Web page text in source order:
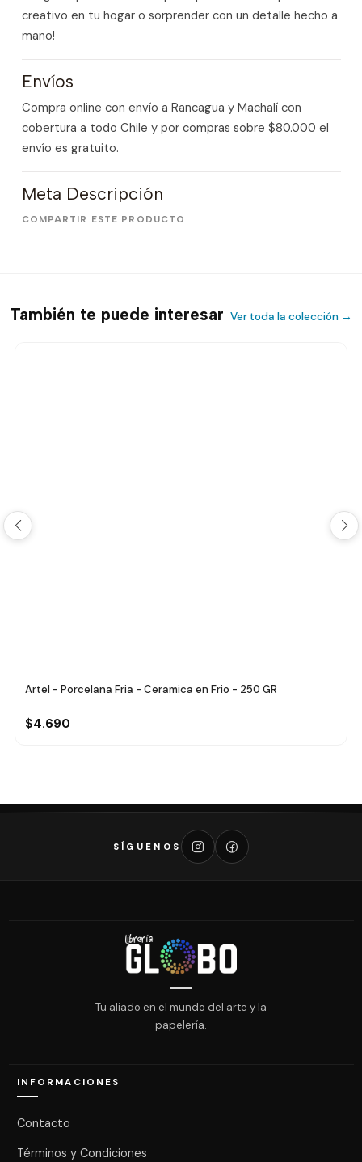
creativo en tu hogar o sorprender con un detalle hecho a
mano!
Envíos
Compra online con envío a Rancagua y Machalí con
cobertura a todo Chile y por compras sobre $80.000 el
envío es gratuito.
Meta Descripción
COMPARTIR ESTE PRODUCTO
También te puede interesar Ver toda la colección →
Artel - Porcelana Fria - Ceramica en Frio - 250 GR
$4.690
SÍGUENOS
Tu aliado en el mundo del arte y la
papelería.
INFORMACIONES
Contacto
Términos y Condiciones